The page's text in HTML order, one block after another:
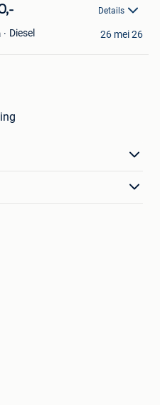
Details
Diesel 26 mei 26